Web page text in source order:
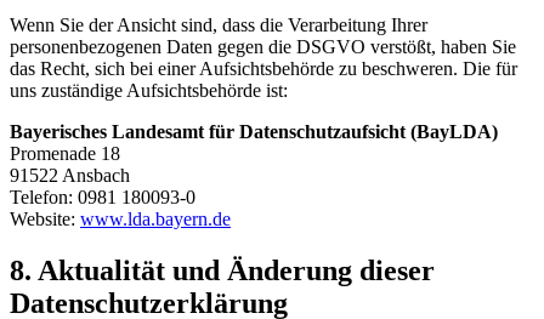
Wenn Sie der Ansicht sind, dass die Verarbeitung Ihrer
personenbezogenen Daten gegen die DSGVO verstößt, haben Sie
das Recht, sich bei einer Aufsichtsbehörde zu beschweren. Die für
uns zuständige Aufsichtsbehörde ist:
Bayerisches Landesamt für Datenschutzaufsicht (BayLDA)
Promenade 18
91522 Ansbach
Telefon: 0981 180093-0
Website: www.lda.bayern.de
8. Aktualität und Änderung dieser
Datenschutzerklärung